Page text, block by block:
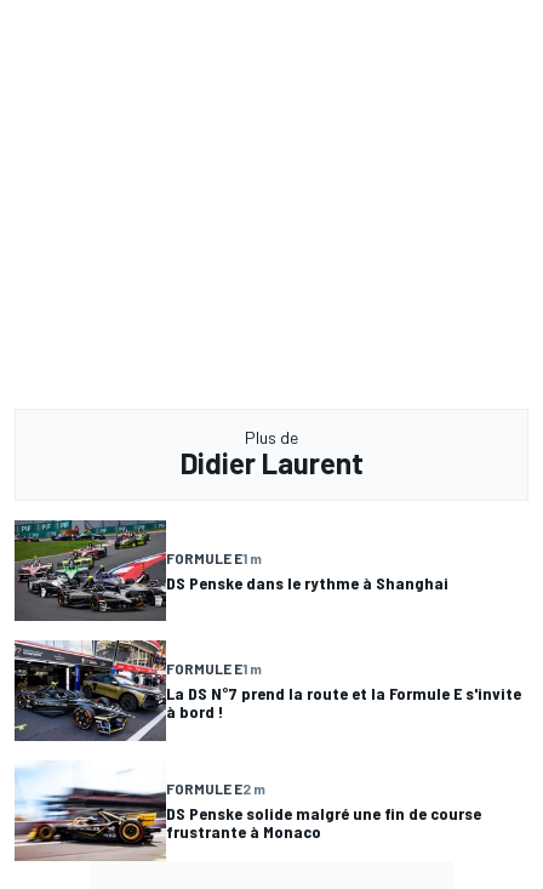
Plus de
Didier Laurent
FORMULE E1 m
DS Penske dans le rythme à Shanghai
FORMULE E1 m
La DS N°7 prend la route et la Formule E s'invite
à bord !
FORMULE E2 m
DS Penske solide malgré une fin de course
frustrante à Monaco